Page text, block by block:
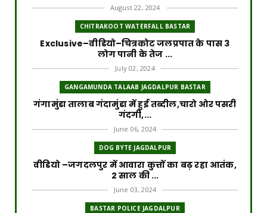
August 22, 2024
CHITRAKOOT WATERFALL BASTAR
Exclusive–वीडियो–चित्रकोट जलप्रपात के पास 3
लोग पानी के तेज ...
July 02, 2024
GANGAMUNDA TALAAB JAGDALPUR BASTAR
गंगामुंडा तालाब गंदामुंडा में हुई तब्दील,चारो ओर पसरी
गंदगी,...
June 06, 2024
DOG BYTE JAGDALPUR
वीडियो –जगदलपुर में आवारा कुत्तों का बढ़ रहा आतंक,
2 साल की ...
June 03, 2024
BASTAR POLICE JAGDALPUR